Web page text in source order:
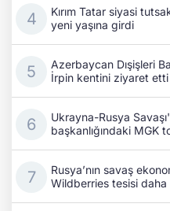
Kırım Tatar siyasi
yeni yaşına girdi
Azerbaycan Dışişleri
İrpin kentini ziyaret etti
Ukrayna-Rusya
başkanlığındaki MGK
Rusya’nın savaş
Wildberries tesisi daha